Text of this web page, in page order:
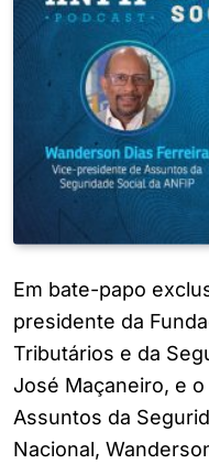
Em bate-papo
presidente da
Tributários e da
José Maçaneiro, e
Assuntos da
Nacional,